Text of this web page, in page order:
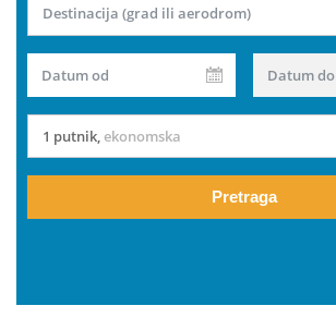
Destinacija (grad ili aerodrom)
Datum od Datum do
1 putnik,ekonomska
Pretraga